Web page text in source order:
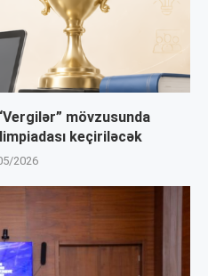
mövzusunda
keçiriləcək
2026